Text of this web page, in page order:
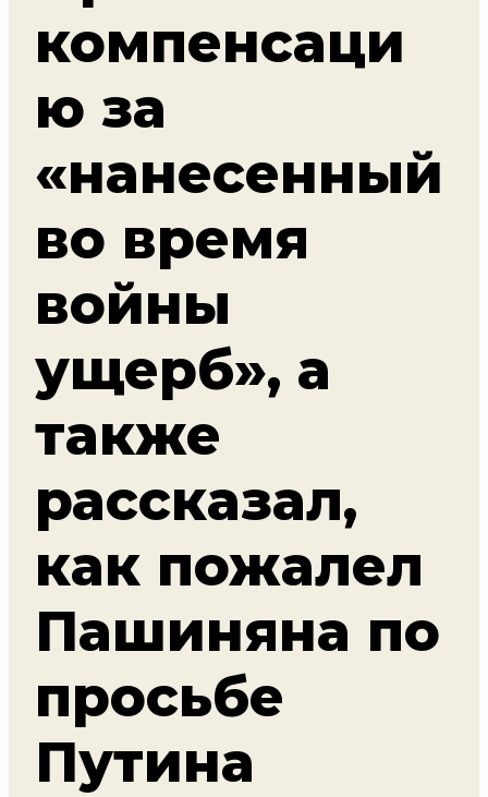
компенсаци
ю за
«нанесенный
во время
войны
ущерб», а
также
рассказал,
как пожалел
Пашиняна по
просьбе
Путина